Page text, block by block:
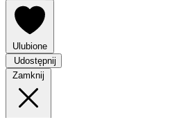
Ulubione
Udostępnij
Zamknij